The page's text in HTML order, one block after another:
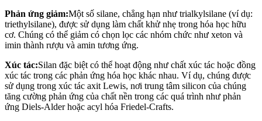
Phản ứng giảm:Một số silane, chẳng hạn như trialkylsilane (ví dụ:
triethylsilane), được sử dụng làm chất khử nhẹ trong hóa học hữu
cơ. Chúng có thể giảm có chọn lọc các nhóm chức như xeton và
imin thành rượu và amin tương ứng.
Xúc tác:Silan đặc biệt có thể hoạt động như chất xúc tác hoặc đồng
xúc tác trong các phản ứng hóa học khác nhau. Ví dụ, chúng được
sử dụng trong xúc tác axit Lewis, nơi trung tâm silicon của chúng
tăng cường phản ứng của chất nền trong các quá trình như phản
ứng Diels-Alder hoặc acyl hóa Friedel-Crafts.